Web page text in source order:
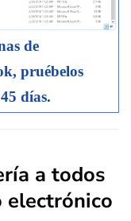
de
pruébelos
días.
a todos
electrónico